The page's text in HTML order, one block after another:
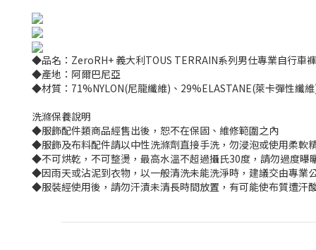
◆品名：ZeroRH+ 義大利TOUS TERRAIN系列男仕專業自行車
◆產地：阿爾巴尼亞
◆材質：71%NYLON(尼龍纖維)、29%ELASTANE(萊卡彈性纖
洗滌保養說明
◆服飾配件類商品經售出後，恕不在保固、維修範圍之內
◆服飾及布料配件請以中性洗滌劑直接手洗，勿浸泡或使用柔軟
◆不可烘乾，不可整燙，最高水溫不超過攝氏30度，請勿過度曝
◆因雨天或沾泥到衣物，以一般清洗未能洗淨時，建議交由專業
◆服裝經使用後，請勿汗漬未清長時間放置，有可能使布質遭汗